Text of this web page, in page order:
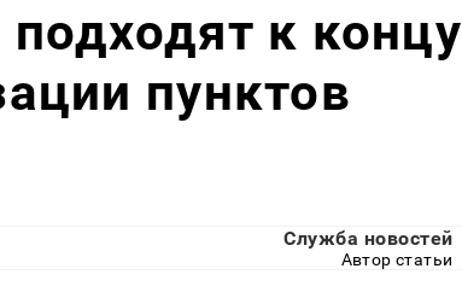
к концу
пунктов
Служба новостей
Автор статьи